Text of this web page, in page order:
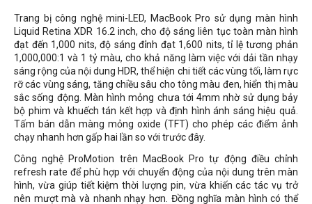
Trang bị công nghệ mini-LED, MacBook Pro sử dụng màn hình
Liquid Retina XDR 16.2 inch, cho độ sáng liên tục toàn màn hình
đạt đến 1,000 nits, độ sáng đỉnh đạt 1,600 nits, tỉ lệ tương phản
1,000,000:1 và 1 tỷ màu, cho khả năng làm việc với dải tần nhạy
sáng rộng của nội dung HDR, thể hiện chi tiết các vùng tối, làm rực
rỡ các vùng sáng, tăng chiều sâu cho tông màu đen, hiển thị màu
sắc sống động. Màn hình mỏng chưa tới 4mm nhờ sử dụng bảy
bộ phim và khuếch tán kết hợp và định hình ánh sáng hiệu quả.
Tấm bán dẫn màng mỏng oxide (TFT) cho phép các điểm ảnh
chạy nhanh hơn gấp hai lần so với trước đây.
Công nghệ ProMotion trên MacBook Pro tự động điều chỉnh
refresh rate để phù hợp với chuyển động của nội dung trên màn
hình, vừa giúp tiết kiệm thời lượng pin, vừa khiến các tác vụ trở
nên mượt mà và nhanh nhạy hơn. Đồng nghĩa màn hình có thể